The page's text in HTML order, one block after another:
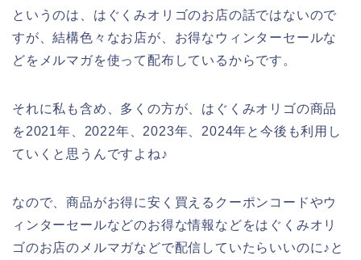
というのは、はぐくみオリゴのお店の話ではないので
すが、結構色々なお店が、お得なウィンターセールな
どをメルマガを使って配布しているからです。
それに私も含め、多くの方が、はぐくみオリゴの商品
を2021年、2022年、2023年、2024年と今後も利用し
ていくと思うんですよね♪
なので、商品がお得に安く買えるクーポンコードやウ
ィンターセールなどのお得な情報などをはぐくみオリ
ゴのお店のメルマガなどで配信していたらいいのに♪と